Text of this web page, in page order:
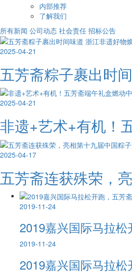
内部推荐
了解我们
所有新闻 公司动态 社会责任 招标公告
2025-04-21
五芳斋粽子裹出时
2025-04-21
非遗+艺术+有机！
2025-04-17
五芳斋连获殊荣，
2019-11-24
2019嘉兴国际马拉松
2019-11-24
2019嘉兴国际马拉松